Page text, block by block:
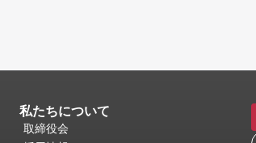
私たちについて
取締役会